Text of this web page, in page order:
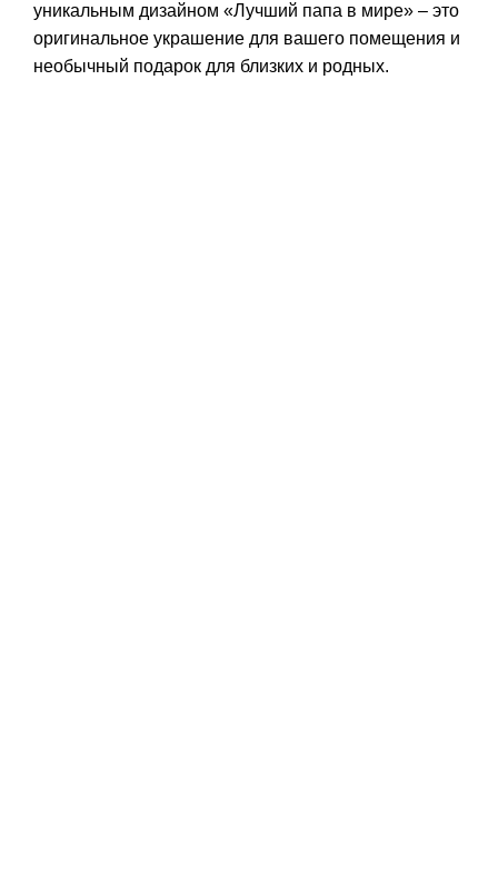
уникальным дизайном «Лучший папа в мире» – это
оригинальное украшение для вашего помещения и
необычный подарок для близких и родных.